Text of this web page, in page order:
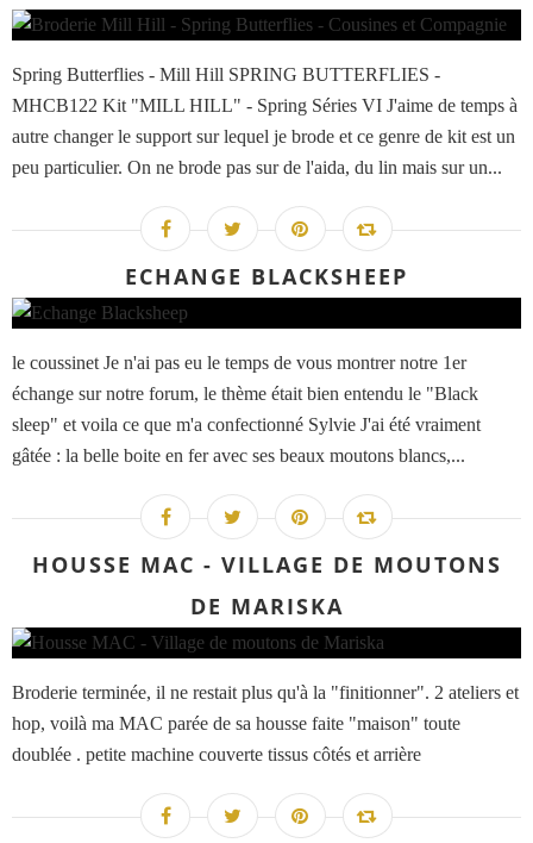
Spring Butterflies - Mill Hill SPRING BUTTERFLIES -
MHCB122 Kit "MILL HILL" - Spring Séries VI J'aime de temps à
autre changer le support sur lequel je brode et ce genre de kit est un
peu particulier. On ne brode pas sur de l'aida, du lin mais sur un...
ECHANGE BLACKSHEEP
le coussinet Je n'ai pas eu le temps de vous montrer notre 1er
échange sur notre forum, le thème était bien entendu le "Black
sleep" et voila ce que m'a confectionné Sylvie J'ai été vraiment
gâtée : la belle boite en fer avec ses beaux moutons blancs,...
HOUSSE MAC - VILLAGE DE MOUTONS
DE MARISKA
Broderie terminée, il ne restait plus qu'à la "finitionner". 2 ateliers et
hop, voilà ma MAC parée de sa housse faite "maison" toute
doublée . petite machine couverte tissus côtés et arrière